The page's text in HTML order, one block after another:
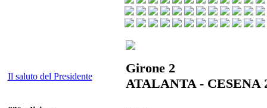
Il saluto del Presidente
Girone 2
ATALANTA - CESENA